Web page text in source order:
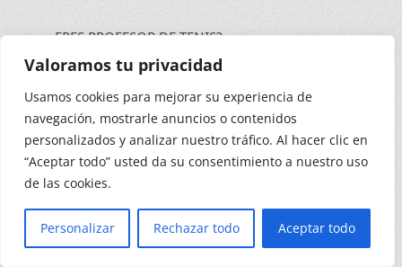
Valoramos tu privacidad
Usamos cookies para mejorar su experiencia de
navegación, mostrarle anuncios o contenidos
personalizados y analizar nuestro tráfico. Al hacer clic en
“Aceptar todo” usted da su consentimiento a nuestro uso
de las cookies.
Personalizar Rechazar todo Aceptar todo
¿ERES PROFESOR DE TENIS?
Trabaja con nosotros
PAGINAS DE INTERES
Federación Española de Tenis
Federación Catalana de Tenis
Dunlop Tenis
derechos reservados. | Catch Responsive por
Catch Themes